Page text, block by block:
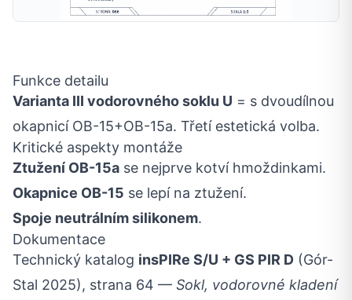
Funkce detailu
Varianta III vodorovného soklu U = s dvoudílnou
okapnicí OB-15+OB-15a. Třetí estetická volba.
Kritické aspekty montáže
Ztužení OB-15a se nejprve kotví hmoždinkami.
Okapnice OB-15 se lepí na ztužení.
Spoje neutrálním silikonem.
Dokumentace
Technický katalog insPIRe S/U + GS PIR D (Gór-
Stal 2025), strana 64 — Sokl, vodorovné kladení